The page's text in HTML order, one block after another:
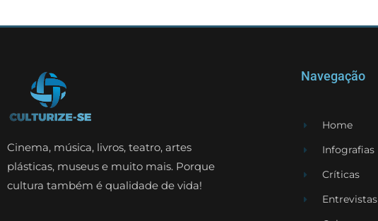
Cinema, música, livros, teatro, artes
plásticas, museus e muito mais. Porque
cultura também é qualidade de vida!
Navegação
Home
Infografias
Críticas
Entrevistas